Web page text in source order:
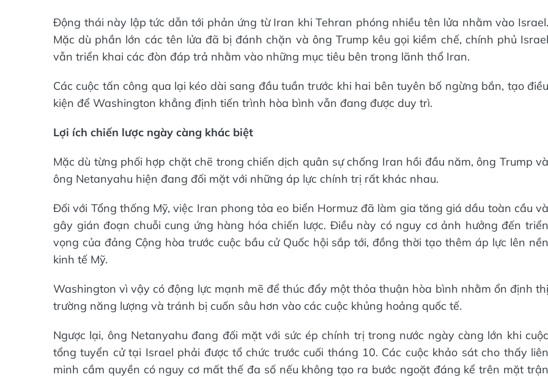
Động thái này lập tức dẫn tới phản ứng từ Iran khi Tehran phóng nhiều tên lửa nhằm vào Israel.
Mặc dù phần lớn các tên lửa đã bị đánh chặn và ông Trump kêu gọi kiềm chế, chính phủ Israel
vẫn triển khai các đòn đáp trả nhằm vào những mục tiêu bên trong lãnh thổ Iran.
Các cuộc tấn công qua lại kéo dài sang đầu tuần trước khi hai bên tuyên bố ngừng bắn, tạo điều
kiện để Washington khẳng định tiến trình hòa bình vẫn đang được duy trì.
Lợi ích chiến lược ngày càng khác biệt
Mặc dù từng phối hợp chặt chẽ trong chiến dịch quân sự chống Iran hồi đầu năm, ông Trump và
ông Netanyahu hiện đang đối mặt với những áp lực chính trị rất khác nhau.
Đối với Tổng thống Mỹ, việc Iran phong tỏa eo biển Hormuz đã làm gia tăng giá dầu toàn cầu và
gây gián đoạn chuỗi cung ứng hàng hóa chiến lược. Điều này có nguy cơ ảnh hưởng đến triển
vọng của đảng Cộng hòa trước cuộc bầu cử Quốc hội sắp tới, đồng thời tạo thêm áp lực lên nền
kinh tế Mỹ.
Washington vì vậy có động lực mạnh mẽ để thúc đẩy một thỏa thuận hòa bình nhằm ổn định thị
trường năng lượng và tránh bị cuốn sâu hơn vào các cuộc khủng hoảng quốc tế.
Ngược lại, ông Netanyahu đang đối mặt với sức ép chính trị trong nước ngày càng lớn khi cuộc
tổng tuyển cử tại Israel phải được tổ chức trước cuối tháng 10. Các cuộc khảo sát cho thấy liên
minh cầm quyền có nguy cơ mất thế đa số nếu không tạo ra bước ngoặt đáng kể trên mặt trận